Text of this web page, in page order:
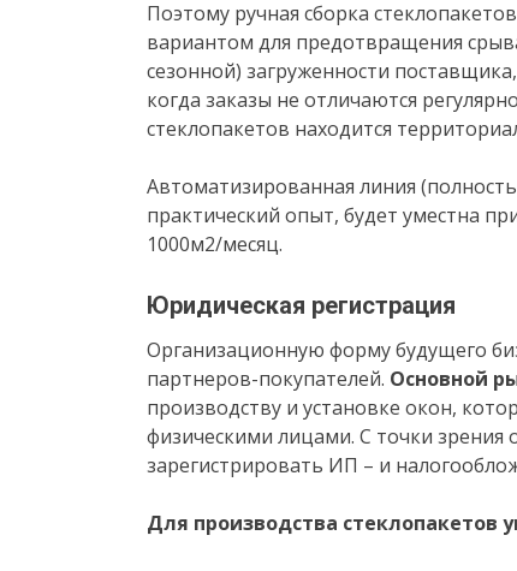
Поэтому ручная сборка
вариантом для предотвращения
сезонной) загруженности
когда заказы не отличаются
стеклопакетов находится
Автоматизированная линия
практический опыт, будет уместна
1000м2/месяц.
Юридическая регистрация
Организационную форму будущего
партнеров-покупателей. Основной
производству и установке окон,
физическими лицами. С точки зрения
зарегистрировать ИП – и
Для производства